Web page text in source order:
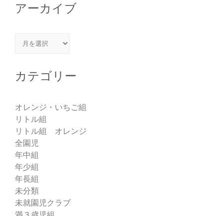
アーカイブ
アーカイブ
カテゴリー
オレンジ・いちご組
リトル組
リトル組 オレンジ
全園児
年中組
年少組
年長組
未分類
未就園児クラブ